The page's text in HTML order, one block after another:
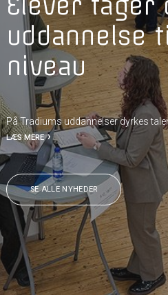
uddannelse
niveau
På Tradiums uddannelser dyrkes
LÆS MERE
SE ALLE NYHEDER